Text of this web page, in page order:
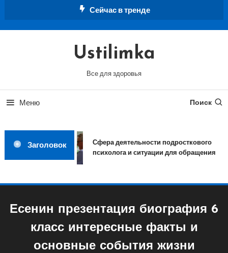
Сейчас в тренде
Ustilimka
Все для здоровья
Меню Поиск
Заголовок
Сфера деятельности подросткового
психолога и ситуации для обращения
Есенин презентация биография 6
класс интересные факты и
основные события жизни